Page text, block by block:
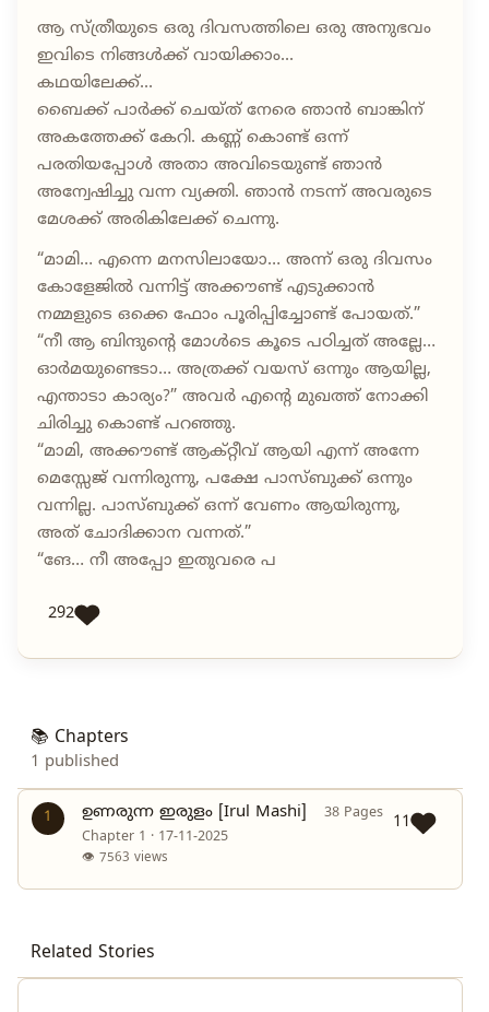
ആ സ്ത്രീയുടെ ഒരു ദിവസത്തിലെ ഒരു അനുഭവം
ഇവിടെ നിങ്ങൾക്ക് വായിക്കാം...
കഥയിലേക്ക്...
ബൈക്ക് പാർക്ക്‌ ചെയ്ത് നേരെ ഞാൻ ബാങ്കിന്
അകത്തേക്ക് കേറി. കണ്ണ് കൊണ്ട് ഒന്ന്
പരതിയപ്പോൾ അതാ അവിടെയുണ്ട് ഞാൻ
അന്വേഷിച്ചു വന്ന വ്യക്തി. ഞാൻ നടന്ന് അവരുടെ
മേശക്ക് അരികിലേക്ക് ചെന്നു.
“മാമി… എന്നെ മനസിലായോ… അന്ന് ഒരു ദിവസം
കോളേജിൽ വന്നിട്ട് അക്കൗണ്ട്‌ എടുക്കാൻ
നമ്മളുടെ ഒക്കെ ഫോം പൂരിപ്പിച്ചോണ്ട് പോയത്.”
“നീ ആ ബിന്ദുന്റെ മോൾടെ കൂടെ പഠിച്ചത് അല്ലേ…
ഓർമയുണ്ടെടാ… അത്രക്ക് വയസ് ഒന്നും ആയില്ല,
എന്താടാ കാര്യം?” അവർ എന്റെ മുഖത്ത് നോക്കി
ചിരിച്ചു കൊണ്ട് പറഞ്ഞു.
“മാമി, അക്കൗണ്ട് ആക്റ്റീവ് ആയി എന്ന് അന്നേ
മെസ്സേജ് വന്നിരുന്നു, പക്ഷേ പാസ്ബുക്ക് ഒന്നും
വന്നില്ല. പാസ്ബുക്ക് ഒന്ന് വേണം ആയിരുന്നു,
അത് ചോദിക്കാന വന്നത്.”
“ങേ… നീ അപ്പോ ഇതുവരെ പ
292
📚 Chapters
1 published
1 ഉണരുന്ന ഇരുളം [Irul Mashi]
38 Pages
Chapter 1 · 17-11-2025
👁 7563 views
11
Related Stories